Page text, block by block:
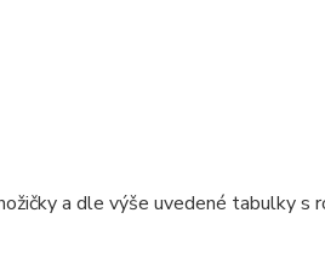
a dle výše uvedené tabulky s